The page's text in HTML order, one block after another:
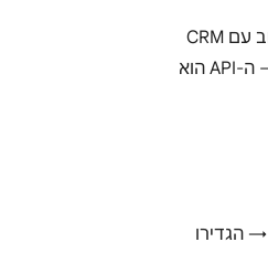
WhatsApp Business API הוא המוצר המקצועי: מאפשר ריבוי נציגים, אוטומציות מתקדמות, ושילוב עם CRM
ומערכת לידים. דורש ספק BSP מוסמך ואינו בחינם. לעסקים עם 10+ שיחות ביום ב-WhatsApp — ה-API הוא
App: פתחו מספר וירטואלי (072 או מספר גיאוגרפי) שתומך ב-SMS. קבלו קוד אימות ב-SMS → הגדירו